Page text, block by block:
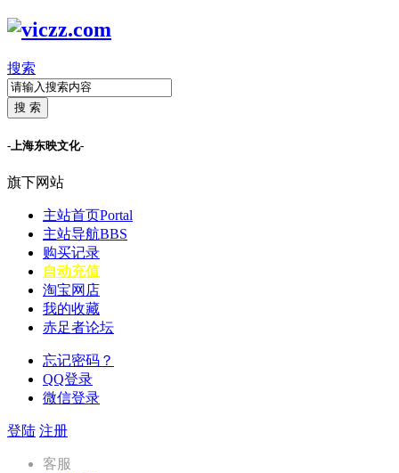
搜索
搜 索
-上海东映文化-
旗下网站
主站首页Portal
主站导航BBS
购买记录
自动充值
淘宝网店
我的收藏
赤足者论坛
忘记密码？
QQ登录
微信登录
登陆 注册
客服